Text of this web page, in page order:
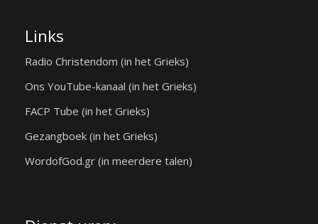
Links
Radio Christendom (in het Grieks)
Ons YouTube-kanaal (in het Grieks)
FACP Tube (in het Grieks)
Gezangboek (in het Grieks)
WordofGod.gr (in meerdere talen)